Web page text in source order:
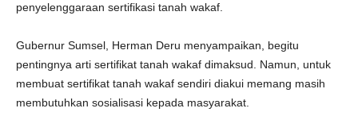
penyelenggaraan sertifikasi tanah wakaf.
Gubernur Sumsel, Herman Deru menyampaikan, begitu
pentingnya arti sertifikat tanah wakaf dimaksud. Namun, untuk
membuat sertifikat tanah wakaf sendiri diakui memang masih
membutuhkan sosialisasi kepada masyarakat.